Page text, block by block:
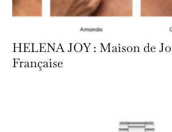
HELENA JOY : Maison de
Française